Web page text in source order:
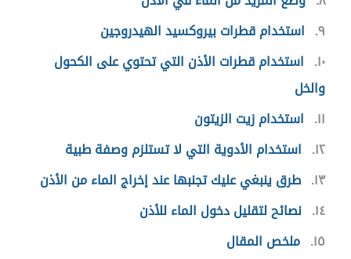
٩ استخدام قطرات بيروكسيد الهيدروجين
١٠
استخدام قطرات الأذن التي تحتوي على الكحول
والخل
١١
استخدام زيت الزيتون
١٢
استخدام الأدوية التي لا تستلزم وصفة طبية
١٣ طرق ينبغي عليك تجنبها عند إخراج الماء من الأذن
١٤ نصائح لتقليل دخول الماء للأذن
١٥ ملخص المقال